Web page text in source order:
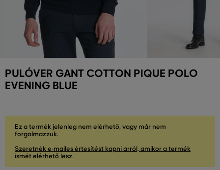
PULÓVER GANT COTTON PIQUE POLO
EVENING BLUE
Ez a termék jelenleg nem elérhető, vagy már nem
forgalmazzuk.
Szeretnék e-mailes értesítést kapni arról, amikor a termék
ismét elérhető lesz.